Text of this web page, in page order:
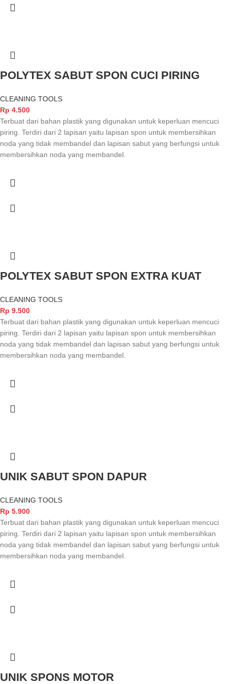
POLYTEX SABUT SPON CUCI PIRING
CLEANING TOOLS
Rp 4.500
Terbuat dari bahan plastik yang digunakan untuk keperluan mencuci
piring. Terdiri dari 2 lapisan yaitu lapisan spon untuk membersihkan
noda yang tidak membandel dan lapisan sabut yang berfungsi untuk
membersihkan noda yang membandel.
POLYTEX SABUT SPON EXTRA KUAT
CLEANING TOOLS
Rp 9.500
Terbuat dari bahan plastik yang digunakan untuk keperluan mencuci
piring. Terdiri dari 2 lapisan yaitu lapisan spon untuk membersihkan
noda yang tidak membandel dan lapisan sabut yang berfungsi untuk
membersihkan noda yang membandel.
UNIK SABUT SPON DAPUR
CLEANING TOOLS
Rp 5.900
Terbuat dari bahan plastik yang digunakan untuk keperluan mencuci
piring. Terdiri dari 2 lapisan yaitu lapisan spon untuk membersihkan
noda yang tidak membandel dan lapisan sabut yang berfungsi untuk
membersihkan noda yang membandel.
UNIK SPONS MOTOR